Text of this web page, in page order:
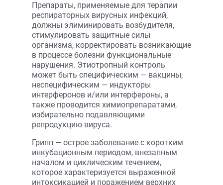
Препараты, применяемые для терапии
респираторных вирусных инфекций,
должны элиминировать возбудителя,
стимулировать защитные силы
организма, корректировать возникающие
в процессе болезни функциональные
нарушения. Этиотропный контроль
может быть специфическим — вакцины,
неспецифическим — индукторы
интерферонов и/или интерфероны, а
также проводится химиопрепаратами,
избирательно подавляющими
репродукцию вируса.
Грипп — острое заболевание с коротким
инкубационным периодом, внезапным
началом и циклическим течением,
которое характеризуется выраженной
интоксикацией и поражением верхних